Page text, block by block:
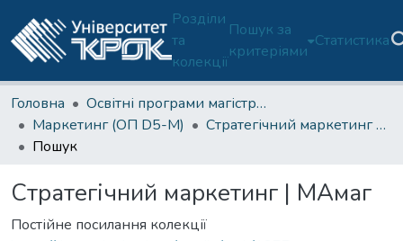
Розділи
та
колекції
Пошук за
критеріями
Статистика
Головна
Освітні програми магістратури
Маркетинг (ОП D5-М)
Стратегічний маркетинг | МАмаг
Пошук
Стратегічний маркетинг | МАмаг
Постійне посилання колекції